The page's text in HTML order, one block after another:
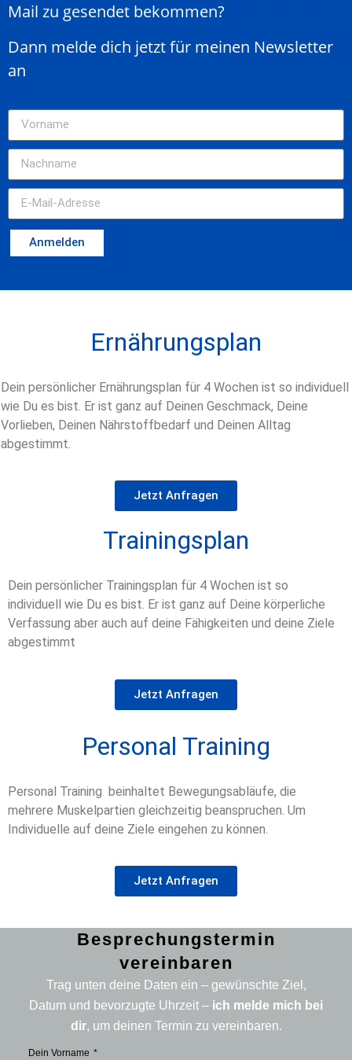
Mail zu gesendet bekommen?
Dann melde dich jetzt für meinen Newsletter
an
Anmelden
Ernährungsplan
Dein persönlicher Ernährungsplan für 4 Wochen ist so individuell
wie Du es bist. Er ist ganz auf Deinen Geschmack, Deine
Vorlieben, Deinen Nährstoffbedarf und Deinen Alltag
abgestimmt.
Jetzt Anfragen
Trainingsplan
Dein persönlicher Trainingsplan für 4 Wochen ist so
individuell wie Du es bist. Er ist ganz auf Deine körperliche
Verfassung aber auch auf deine Fähigkeiten und deine Ziele
abgestimmt
Jetzt Anfragen
Personal Training
Personal Training beinhaltet Bewegungsabläufe, die
mehrere Muskelpartien gleichzeitig beanspruchen. Um
Individuelle auf deine Ziele eingehen zu können.
Jetzt Anfragen
Besprechungstermin
vereinbaren
Trag unten deine Daten ein – gewünschte Ziel,
Datum und bevorzugte Uhrzeit – ich melde mich bei
dir, um deinen Termin zu vereinbaren.
Dein Vorname